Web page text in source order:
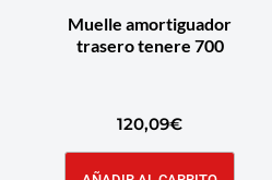
Muelle amortiguador
trasero tenere 700
120,09€